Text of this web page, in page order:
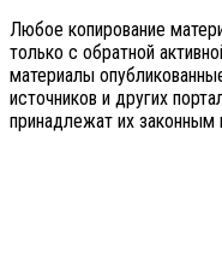
Любое копирование
только с обратной
материалы
источников и других
принадлежат их законным